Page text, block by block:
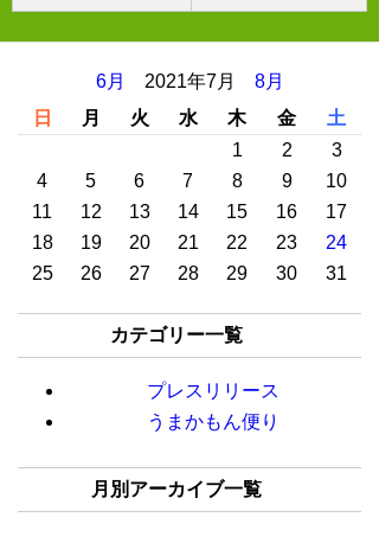
6月 2021年7月 8月
日
月 火 水 木 金
土
1
2
3
4
5 6 7 8 9
10
11
12 13 14 15 16
17
18
19 20 21 22 23
24
25
26 27 28 29 30 31
カテゴリー一覧
プレスリリース
うまかもん便り
月別アーカイブ一覧